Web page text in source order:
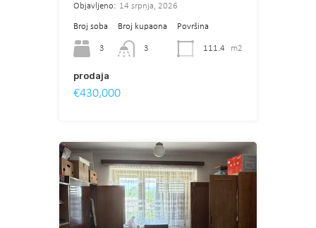
Objavljeno: 14 srpnja, 2026
Broj soba
3
Broj kupaona
3
Površina
111.4 m2
prodaja
€430,000